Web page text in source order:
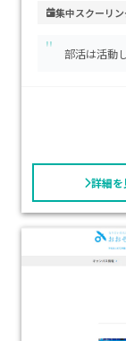
ています。学
ドコース」で
となり、家計
集中スクーリ
" 部活は活動
詳細を